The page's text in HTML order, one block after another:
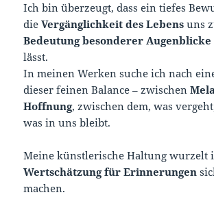
Ich bin überzeugt, dass ein tiefes
dieVergänglichkeit des Lebens uns
Bedeutung besonderer Augenblicke
lässt.
In meinen Werken suche ich nach
dieser feinen Balance – zwischen
Hoffnung, zwischen dem, was
was in uns bleibt.
Meine künstlerische Haltung wurzelt
Wertschätzung für Erinnerungen
machen.